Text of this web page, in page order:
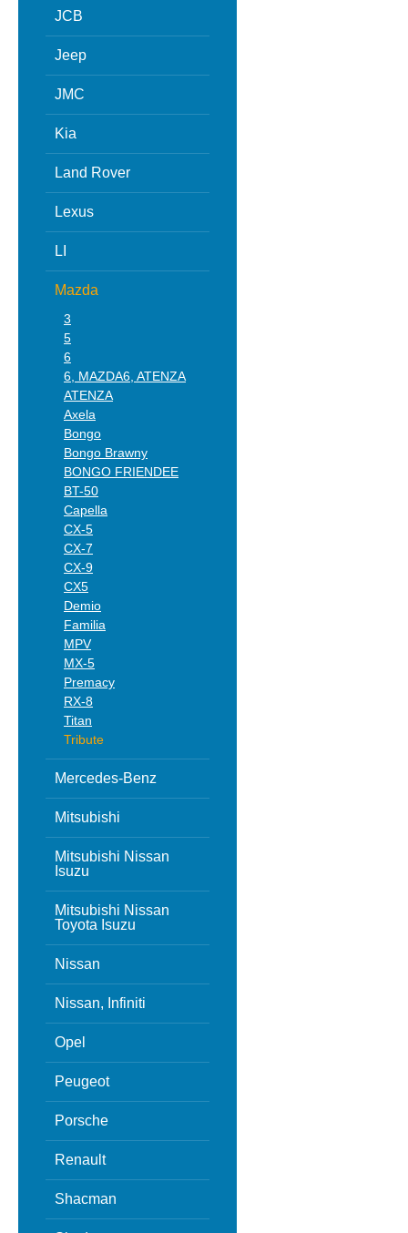
JCB
Jeep
JMC
Kia
Land Rover
Lexus
LI
Mazda
3
5
6
6, MAZDA6, ATENZA
ATENZA
Axela
Bongo
Bongo Brawny
BONGO FRIENDEE
BT-50
Capella
CX-5
CX-7
CX-9
CX5
Demio
Familia
MPV
MX-5
Premacy
RX-8
Titan
Tribute
Mercedes-Benz
Mitsubishi
Mitsubishi Nissan
Isuzu
Mitsubishi Nissan
Toyota Isuzu
Nissan
Nissan, Infiniti
Opel
Peugeot
Porsche
Renault
Shacman